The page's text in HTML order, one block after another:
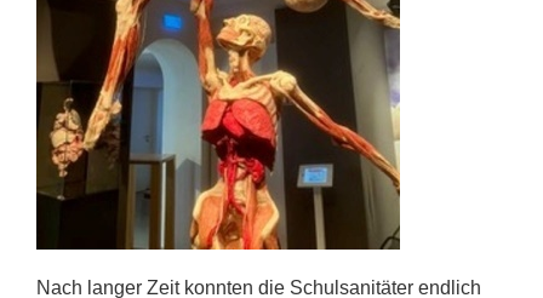
Nach langer Zeit konnten die Schulsanitäter endlich